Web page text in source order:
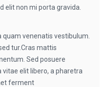
elit non mi porta gravida.
venenatis vestibulum.
tur.Cras mattis
Sed posuere
elit libero, a pharetra
ferment